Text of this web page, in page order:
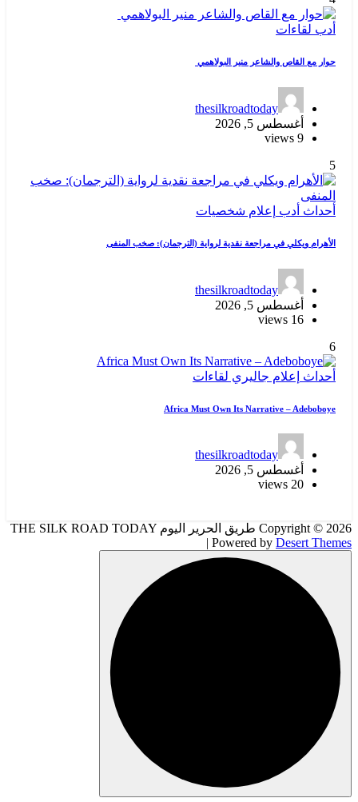
أدب لقاءات
حوار مع القاص والشاعر منير البولاهمي
thesilkroadtoday
أغسطس 5, 2026
9 views
5
أحداث أدب إعلام شخصيات
الأهرام ويكلي في مراجعة نقدية لرواية (الترجمان): صخب المنفى
thesilkroadtoday
أغسطس 5, 2026
16 views
6
أحداث إعلام جاليري لقاءات
Africa Must Own Its Narrative – Adeboboye
thesilkroadtoday
أغسطس 5, 2026
20 views
Copyright © 2026 طريق الحرير اليوم THE SILK ROAD TODAY
| Powered by Desert Themes